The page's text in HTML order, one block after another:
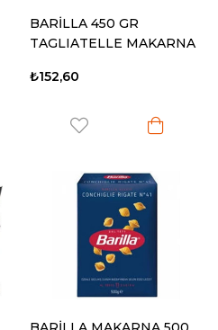
BARİLLA 450 GR
TAGLIATELLE MAKARNA
₺152,60